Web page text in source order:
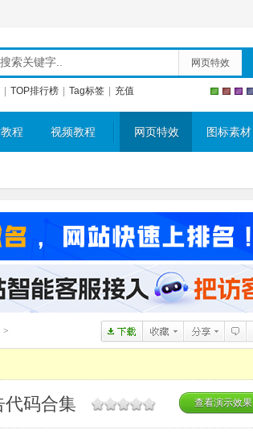
网页特效
TOP排行榜 Tag标签 充值
程 视频教程 网页特效 图标素材
>
代码合集 查看演示效果